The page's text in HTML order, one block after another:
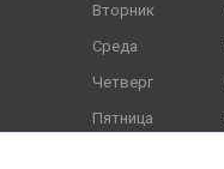
Вторник
Среда
Четверг
Пятница